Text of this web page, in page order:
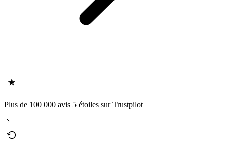
Plus de 100 000 avis 5 étoiles sur Trustpilot